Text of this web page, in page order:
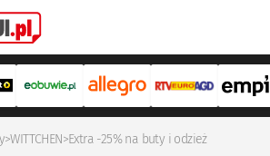
>WITTCHEN>Extra -25% na buty i odzież